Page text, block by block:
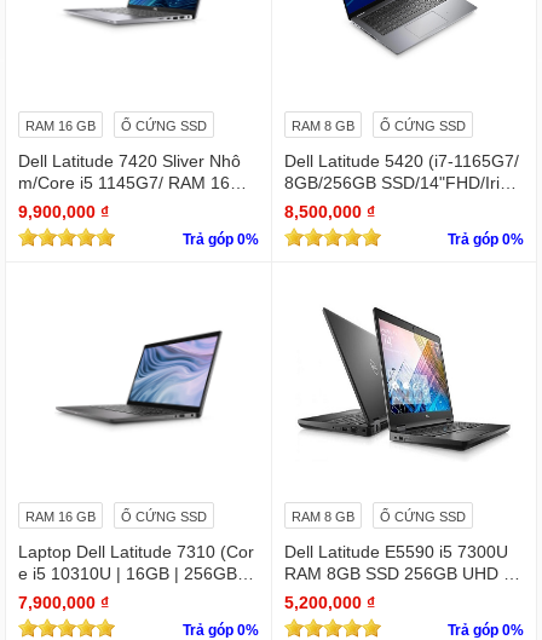
RAM 16 GB Ổ CỨNG SSD
Dell Latitude 7420 Sliver Nhô
m/Core i5 1145G7/ RAM 16Gb/
SSD Nvme 512Gb/LCD 14' FH
D 1920 x 1080/ Like new / WIN
bản quyền
9,900,000 ₫
Trả góp 0%
RAM 8 GB Ổ CỨNG SSD
Dell Latitude 5420 (i7-1165G7/
8GB/256GB SSD/14"FHD/Iris X
e Graphics/Win11Pro)
8,500,000 ₫
Trả góp 0%
RAM 16 GB Ổ CỨNG SSD
Laptop Dell Latitude 7310 (Cor
e i5 10310U | 16GB | 256GB | I
ntel UHD | 13.3 FHD Cảm ứng
7,900,000 ₫
Trả góp 0%
RAM 8 GB Ổ CỨNG SSD
Dell Latitude E5590 i5 7300U
RAM 8GB SSD 256GB UHD Gr
aphics 620 15.6 INCH FHD
5,200,000 ₫
Trả góp 0%